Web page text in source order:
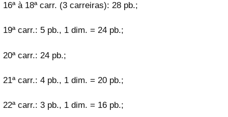
16ª à 18ª carr. (3 carreiras): 28 pb.;
19ª carr.: 5 pb., 1 dim. = 24 pb.;
20ª carr.: 24 pb.;
21ª carr.: 4 pb., 1 dim. = 20 pb.;
22ª carr.: 3 pb., 1 dim. = 16 pb.;